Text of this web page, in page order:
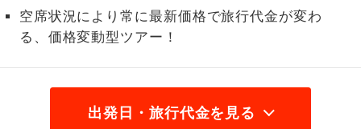
空席状況により常に最新価格で旅行代金が変わ
る、価格変動型ツアー！
出発日・旅行代金を見る
2名様催行
2名様から出発可能な個人型プランで
す。
1名様1室同代
1名様1室利用でも追加料金がかからない